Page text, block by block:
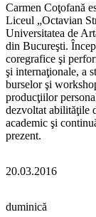
Carmen Coţofană
Liceul „Octavian
Universitatea de
din Bucureşti.
coregrafice şi
şi internaţionale, a
burselor şi
producţiilor
dezvoltat abilităţile
academic şi
prezent.
20.03.2016
duminică